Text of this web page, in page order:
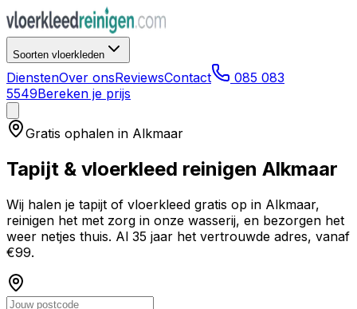
Soorten vloerkleden
DienstenOver onsReviewsContact
085 083
5549Bereken je prijs
Gratis ophalen in Alkmaar
Tapijt & vloerkleed reinigen Alkmaar
Wij halen je tapijt of vloerkleed gratis op in Alkmaar,
reinigen het met zorg in onze wasserij, en bezorgen het
weer netjes thuis. Al 35 jaar het vertrouwde adres, vanaf
€99.